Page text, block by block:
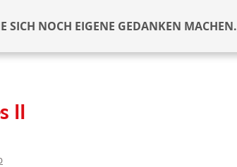
SICH NOCH EIGENE GEDANKEN MACHEN.
II